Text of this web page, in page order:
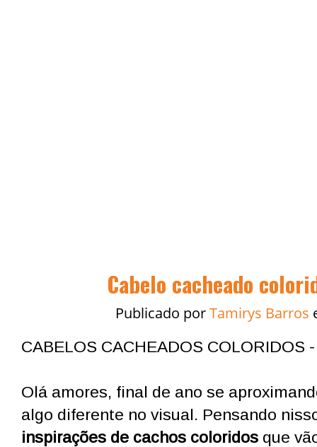
Cabelo cacheado
Publicado porTamirys Barros
CABELOS CACHEADOS COLORIDOS
Olá amores, final de ano se
algo diferente no visual. Pensando
inspirações de cachos coloridos que